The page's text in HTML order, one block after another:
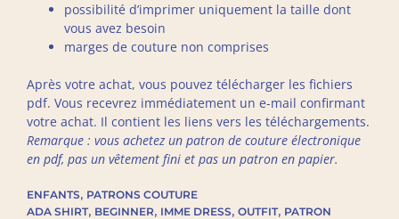
possibilité d’imprimer uniquement la taille dont
vous avez besoin
marges de couture non comprises
Après votre achat, vous pouvez télécharger les fichiers
pdf. Vous recevrez immédiatement un e-mail confirmant
votre achat. Il contient les liens vers les téléchargements.
Remarque : vous achetez un patron de couture électronique
en pdf, pas un vêtement fini et pas un patron en papier.
ENFANTS, PATRONS COUTURE
ADA SHIRT, BEGINNER, IMME DRESS, OUTFIT, PATRON